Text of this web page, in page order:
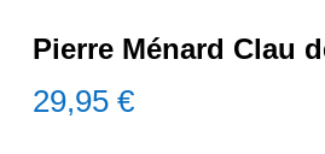
Pierre Ménard Clau
29,95€